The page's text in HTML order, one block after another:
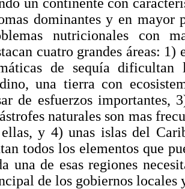
dominantes y en mayor
nutricionales con
cuatro grandes áreas:
de sequía
una tierra con
de esfuerzos importantes,
naturales son mas
y 4) unas islas del
todos los elementos que
una de esas regiones
de los gobiernos locales